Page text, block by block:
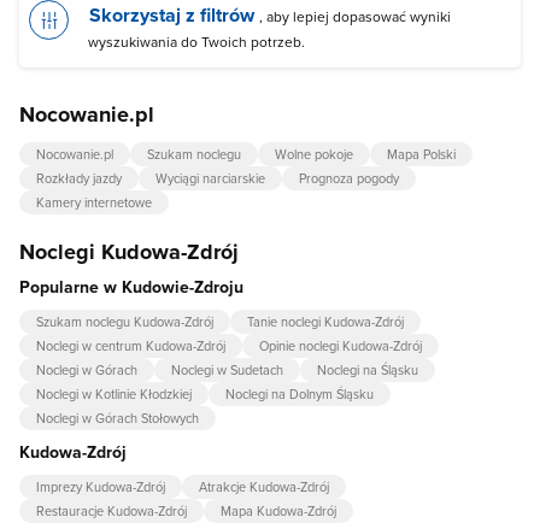
Skorzystaj z filtrów , aby lepiej dopasować wyniki
wyszukiwania do Twoich potrzeb.
Nocowanie.pl
Nocowanie.pl Szukam noclegu Wolne pokoje
Mapa Polski
Rozkłady jazdy
Wyciągi narciarskie
Prognoza pogody
Kamery internetowe
Noclegi Kudowa-Zdrój
Popularne w Kudowie-Zdroju
Szukam noclegu Kudowa-Zdrój
Tanie noclegi Kudowa-Zdrój
Noclegi w centrum Kudowa-Zdrój
Opinie noclegi Kudowa-Zdrój
Noclegi w Górach
Noclegi w Sudetach
Noclegi na Śląsku
Noclegi w Kotlinie Kłodzkiej
Noclegi na Dolnym Śląsku
Noclegi w Górach Stołowych
Kudowa-Zdrój
Imprezy Kudowa-Zdrój
Atrakcje Kudowa-Zdrój
Restauracje Kudowa-Zdrój
Mapa Kudowa-Zdrój